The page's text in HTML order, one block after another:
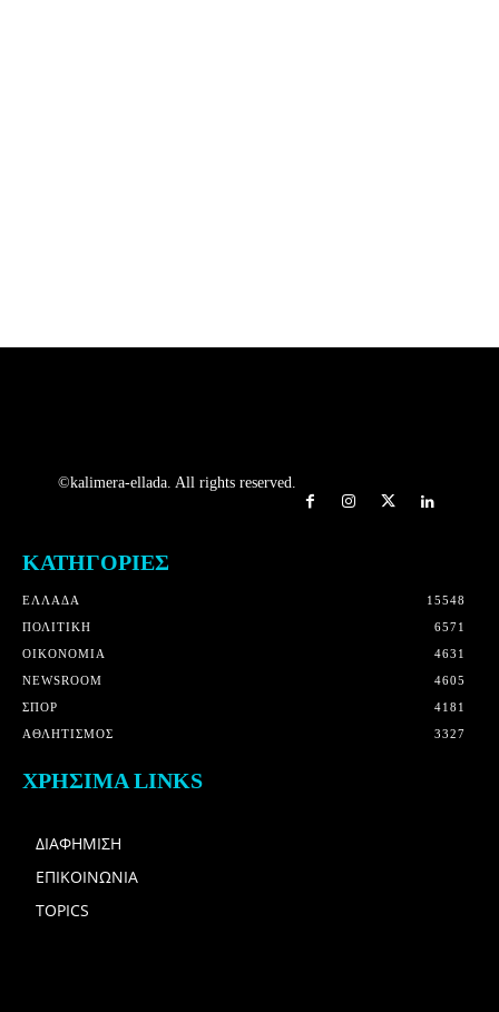
©kalimera-ellada. All rights reserved.
ΚΑΤΗΓΟΡΙΕΣ
ΕΛΛΑΔΑ
15548
ΠΟΛΙΤΙΚΗ
6571
OIKONOMIA
4631
NEWSROOM
4605
ΣΠΟΡ
4181
ΑΘΛΗΤΙΣΜΟΣ
3327
ΧΡΗΣΙΜΑ LINKS
ΔΙΑΦΗΜΙΣΗ
ΕΠΙΚΟΙΝΩΝΙΑ
TOPICS